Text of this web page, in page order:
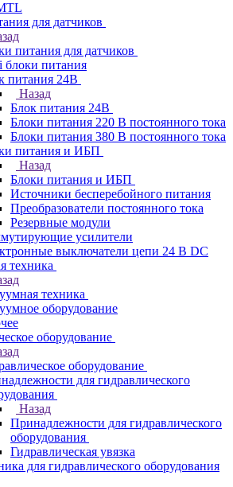
для датчиков
питания для датчиков
блоки питания
питания 24В
Назад
Блок питания 24В
Блоки питания 220 В постоянного тока
Блоки питания 380 В постоянного тока
питания и ИБП
Назад
Блоки питания и ИБП
Источники бесперебойного питания
Преобразователи постоянного тока
Резервные модули
усилители
выключатели цепи 24 В DC
техника
техника
оборудование
оборудование
оборудование
для гидравлического
Назад
Принадлежности для гидравлического
оборудования
Гидравлическая увязка
для гидравлического оборудования